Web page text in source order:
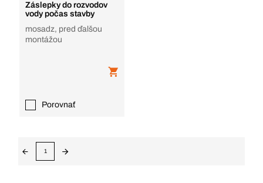
Záslepky do rozvodov
vody počas stavby
mosadz, pred ďalšou
montážou
Porovnať
1